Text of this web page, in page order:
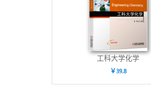
工科大学化学
￥39.8